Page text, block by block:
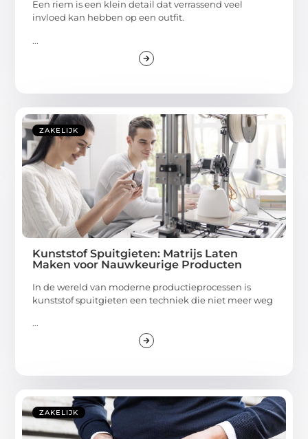
Een riem is een klein detail dat verrassend veel
invloed kan hebben op een outfit.
...
ZAKELIJK
Kunststof Spuitgieten: Matrijs Laten
Maken voor Nauwkeurige Producten
In de wereld van moderne productieprocessen is
kunststof spuitgieten een techniek die niet meer weg
...
ZAKELIJK